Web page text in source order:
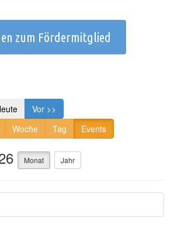
zum Fördermitglied